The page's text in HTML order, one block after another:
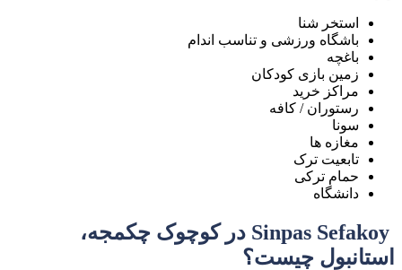
استخر شنا
باشگاه ورزشی و تناسب اندام
باغچه
زمین بازی کودکان
مراکز خرید
رستوران / کافه
سونا
مغازه ها
تابعیت ترک
حمام ترکی
دانشگاه
Sinpas Sefakoy در کوچوک چکمجه،
استانبول چیست؟